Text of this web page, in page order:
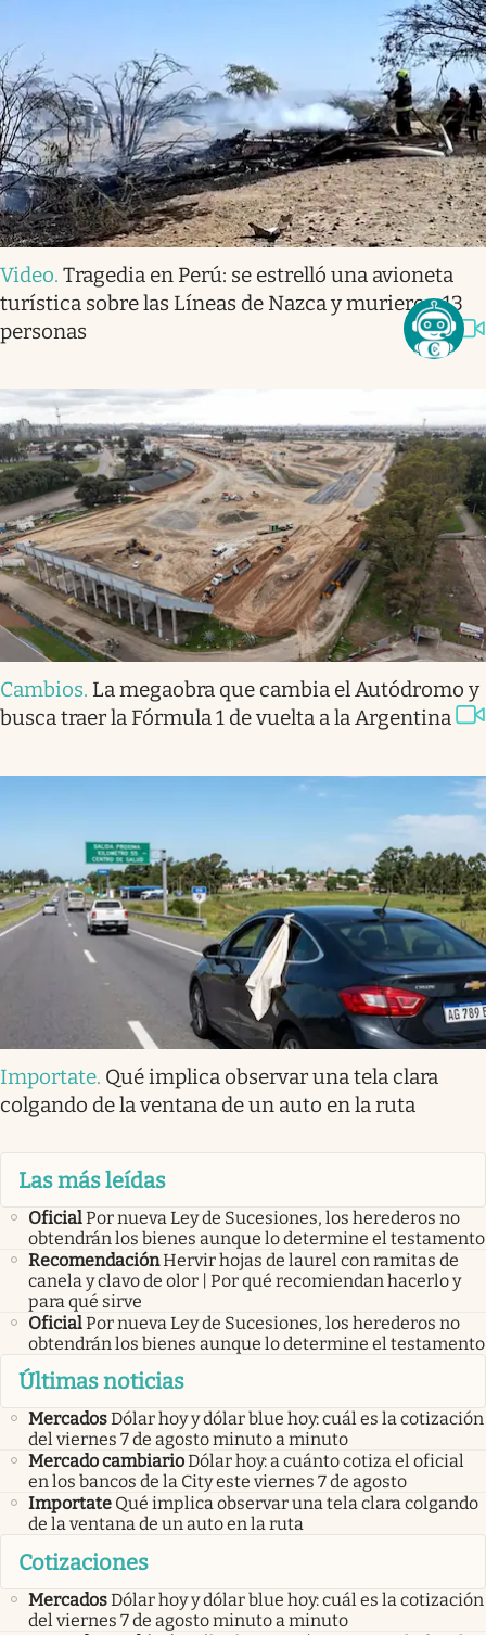
Video. Tragedia en Perú: se estrelló una avioneta
turística sobre las Líneas de Nazca y murieron 13
personas
Cambios. La megaobra que cambia el Autódromo y
busca traer la Fórmula 1 de vuelta a la Argentina
Importate. Qué implica observar una tela clara
colgando de la ventana de un auto en la ruta
Las más leídas
OficialPor nueva Ley de Sucesiones, los herederos no
obtendrán los bienes aunque lo determine el testamento
RecomendaciónHervir hojas de laurel con ramitas de
canela y clavo de olor | Por qué recomiendan hacerlo y
para qué sirve
OficialPor nueva Ley de Sucesiones, los herederos no
obtendrán los bienes aunque lo determine el testamento
Últimas noticias
MercadosDólar hoy y dólar blue hoy: cuál es la cotización
del viernes 7 de agosto minuto a minuto
Mercado cambiarioDólar hoy: a cuánto cotiza el oficial
en los bancos de la City este viernes 7 de agosto
Importate Qué implica observar una tela clara colgando
de la ventana de un auto en la ruta
Cotizaciones
MercadosDólar hoy y dólar blue hoy: cuál es la cotización
del viernes 7 de agosto minuto a minuto